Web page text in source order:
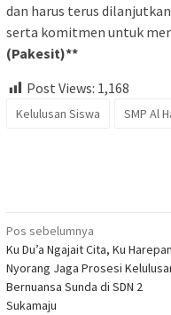
dan harus terus
serta komitmen untuk
(Pakesit)**
Post Views: 1,168
Kelulusan Siswa SMP Al
Navigasi
pos
Pos sebelumnya
Ku Du’a Ngajait Cita, Ku Harepan
Nyorang Jaga Prosesi
Bernuansa Sunda di SDN 2
Sukamaju